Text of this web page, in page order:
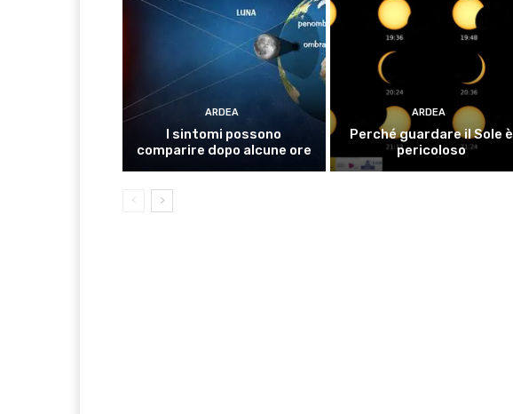
ARDEA
I sintomi possono
comparire dopo alcune ore
ARDEA
Perché guardare il Sole è
pericoloso